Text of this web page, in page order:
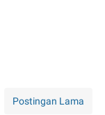
Postingan Lama